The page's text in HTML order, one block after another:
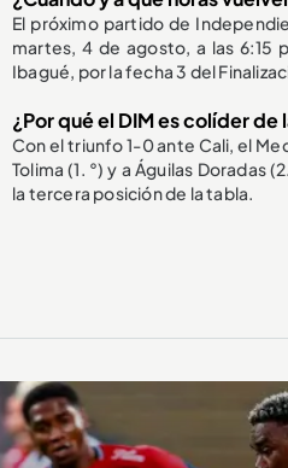
El próximo partido de
martes, 4 de agosto, a las 6:15
Ibagué, por la fecha 3 del
¿Por qué el DIM es colíder de
Con el triunfo 1-0 ante Cali, el
Tolima (1. °) y a Águilas Doradas
la tercera posición de la tabla.